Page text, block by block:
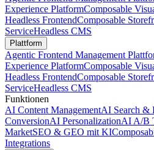
Experience PlatformComposable
Headless FrontendComposable
ServiceHeadless CMS
Plattform
Agentic Frontend Management
Experience PlatformComposable
Headless FrontendComposable
ServiceHeadless CMS
Funktionen
AI Content ManagementAI Search &
ConversionAI PersonalizationAI A/B
MarketSEO & GEO mit KI
Integrations